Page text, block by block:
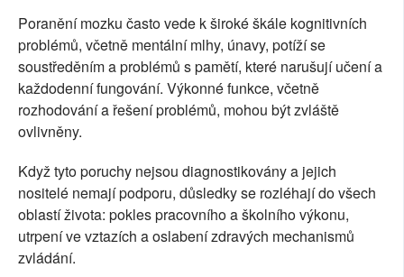
Poranění mozku často vede k široké škále kognitivních
problémů, včetně mentální mlhy, únavy, potíží se
soustředěním a problémů s pamětí, které narušují učení a
každodenní fungování. Výkonné funkce, včetně
rozhodování a řešení problémů, mohou být zvláště
ovlivněny.
Když tyto poruchy nejsou diagnostikovány a jejich
nositelé nemají podporu, důsledky se rozléhají do všech
oblastí života: pokles pracovního a školního výkonu,
utrpení ve vztazích a oslabení zdravých mechanismů
zvládání.